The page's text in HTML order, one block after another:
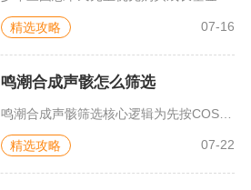
精选攻略 07-16
鸣潮合成声骸怎么筛选
鸣潮合成声骸筛选核心逻辑为先按COST档位划分库存、锁定所有...
精选攻略 07-22